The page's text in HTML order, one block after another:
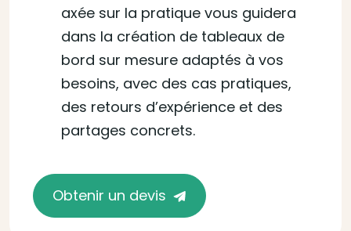
axée sur la pratique vous guidera
dans la création de tableaux de
bord sur mesure adaptés à vos
besoins, avec des cas pratiques,
des retours d’expérience et des
partages concrets.
Obtenir un devis